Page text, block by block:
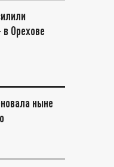
Орехове
ныне